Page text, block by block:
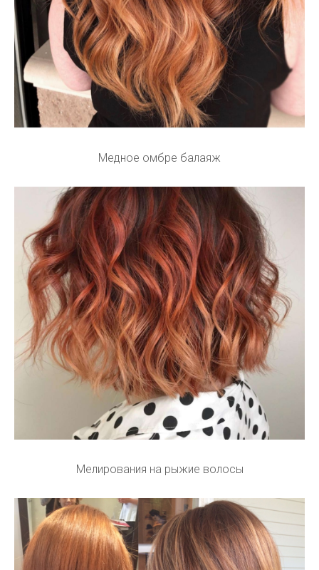
Медное омбре балаяж
Мелирования на рыжие волосы